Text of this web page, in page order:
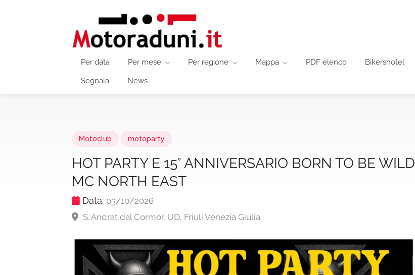
Per data Per mese Per regione Mappa PDF elenco Bikershotel
Segnala News
Motoclub motoparty
HOT PARTY E 15° ANNIVERSARIO BORN TO BE WILD
MC NORTH EAST
Data: 03/10/2026
S. Andrat dal Cormor, UD, Friuli Venezia Giulia